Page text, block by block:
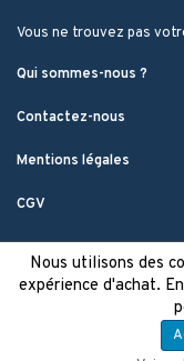
Vous ne trouvez pas
Qui sommes-nous ?
Contactez-nous
Mentions légales
CGV
Nous utilisons des
expérience d'achat.